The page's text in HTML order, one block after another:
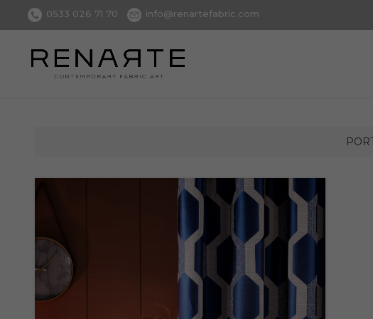
0533 026 71 70 info@renartefabric.com